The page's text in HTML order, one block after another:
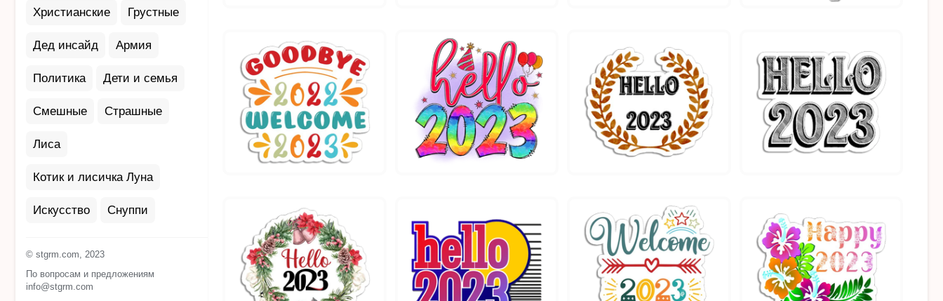
Христианские Грустные
Дед инсайд Армия
Политика Дети и семья
Смешные Страшные
Лиса
Котик и лисичка Луна
Искусство Снуппи
© stgrm.com, 2023
По вопросам и предложениям
info@stgrm.com